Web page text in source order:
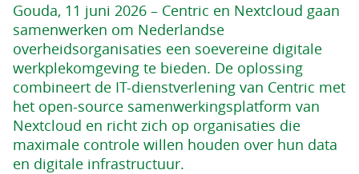
Gouda, 11 juni 2026 – Centric en Nextcloud gaan
samenwerken om Nederlandse
overheidsorganisaties een soevereine digitale
werkplekomgeving te bieden. De oplossing
combineert de IT-dienstverlening van Centric met
het open-source samenwerkingsplatform van
Nextcloud en richt zich op organisaties die
maximale controle willen houden over hun data
en digitale infrastructuur.